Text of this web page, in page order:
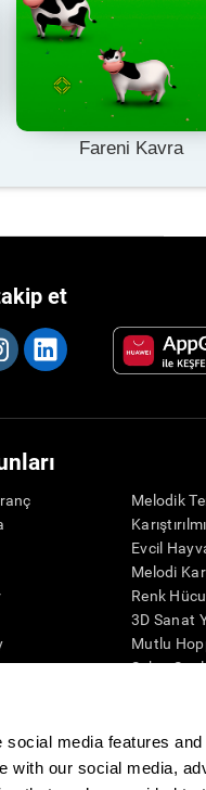
media features
with our social media,
Fareni Kavra
et
Melodik
Evcil
Melodi
Renk
3D Sanat
Mutlu
Şeker
Rakamlar
Renkli Arı